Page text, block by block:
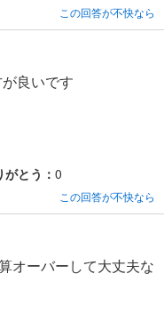
この回答が不快なら
良いです
がとう： 0
この回答が不快なら
オーバーして大丈夫な